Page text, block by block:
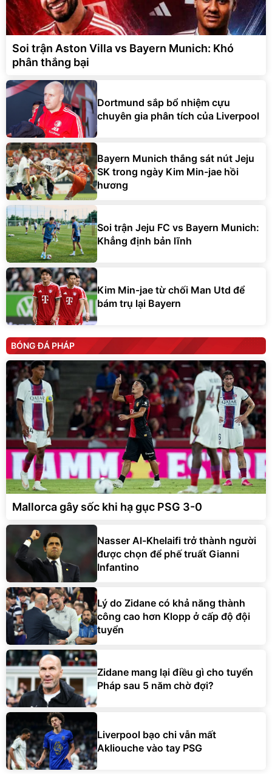
Soi trận Aston Villa vs Bayern Munich: Khó
phân thắng bại
Dortmund sắp bổ nhiệm cựu
chuyên gia phân tích của Liverpool
Bayern Munich thắng sát nút Jeju
SK trong ngày Kim Min-jae hồi
hương
Soi trận Jeju FC vs Bayern Munich:
Khẳng định bản lĩnh
Kim Min-jae từ chối Man Utd để
bám trụ lại Bayern
BÓNG ĐÁ PHÁP
Mallorca gây sốc khi hạ gục PSG 3-0
Nasser Al-Khelaifi trở thành người
được chọn để phế truất Gianni
Infantino
Lý do Zidane có khả năng thành
công cao hơn Klopp ở cấp độ đội
tuyển
Zidane mang lại điều gì cho tuyển
Pháp sau 5 năm chờ đợi?
Liverpool bạo chi vẫn mất
Akliouche vào tay PSG